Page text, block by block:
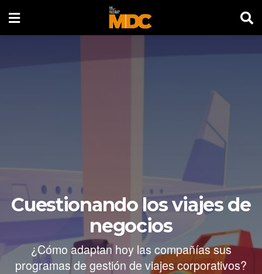
Cuestionando los viajes de
negocios
¿Cómo adaptan hoy las compañías sus
programas de gestión de viajes corporativos?